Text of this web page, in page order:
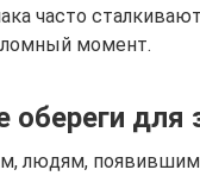
часто
момент.
для
людям,